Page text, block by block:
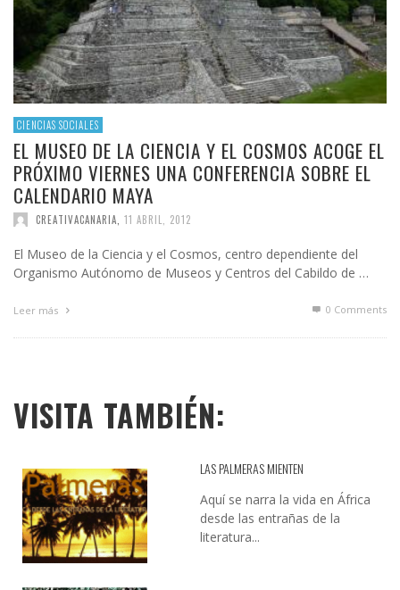
CIENCIAS SOCIALES
EL MUSEO DE LA CIENCIA Y EL COSMOS ACOGE EL
PRÓXIMO VIERNES UNA CONFERENCIA SOBRE EL
CALENDARIO MAYA
CREATIVACANARIA 11 ABRIL, 2012
El Museo de la Ciencia y el Cosmos, centro dependiente del
Organismo Autónomo de Museos y Centros del Cabildo de …
Leer más 0 Comments
VISITA TAMBIÉN:
LAS PALMERAS MIENTEN
Aquí se narra la vida en África
desde las entrañas de la
literatura...